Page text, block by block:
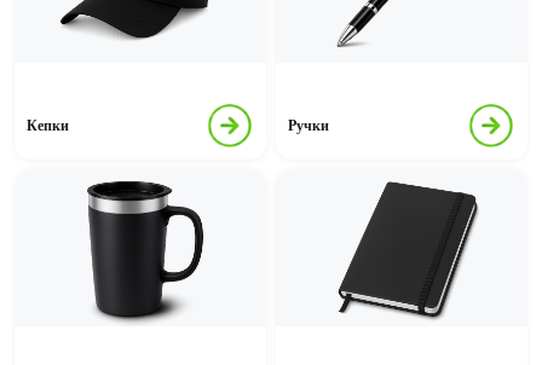
Кепки Ручки